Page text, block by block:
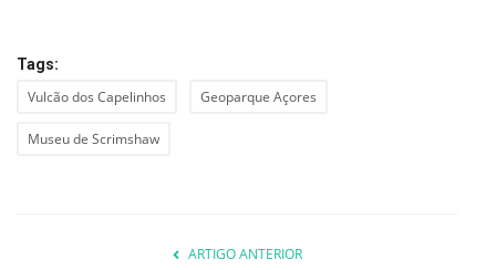
Tags:
Vulcão dos Capelinhos Geoparque Açores
Museu de Scrimshaw
ARTIGO ANTERIOR